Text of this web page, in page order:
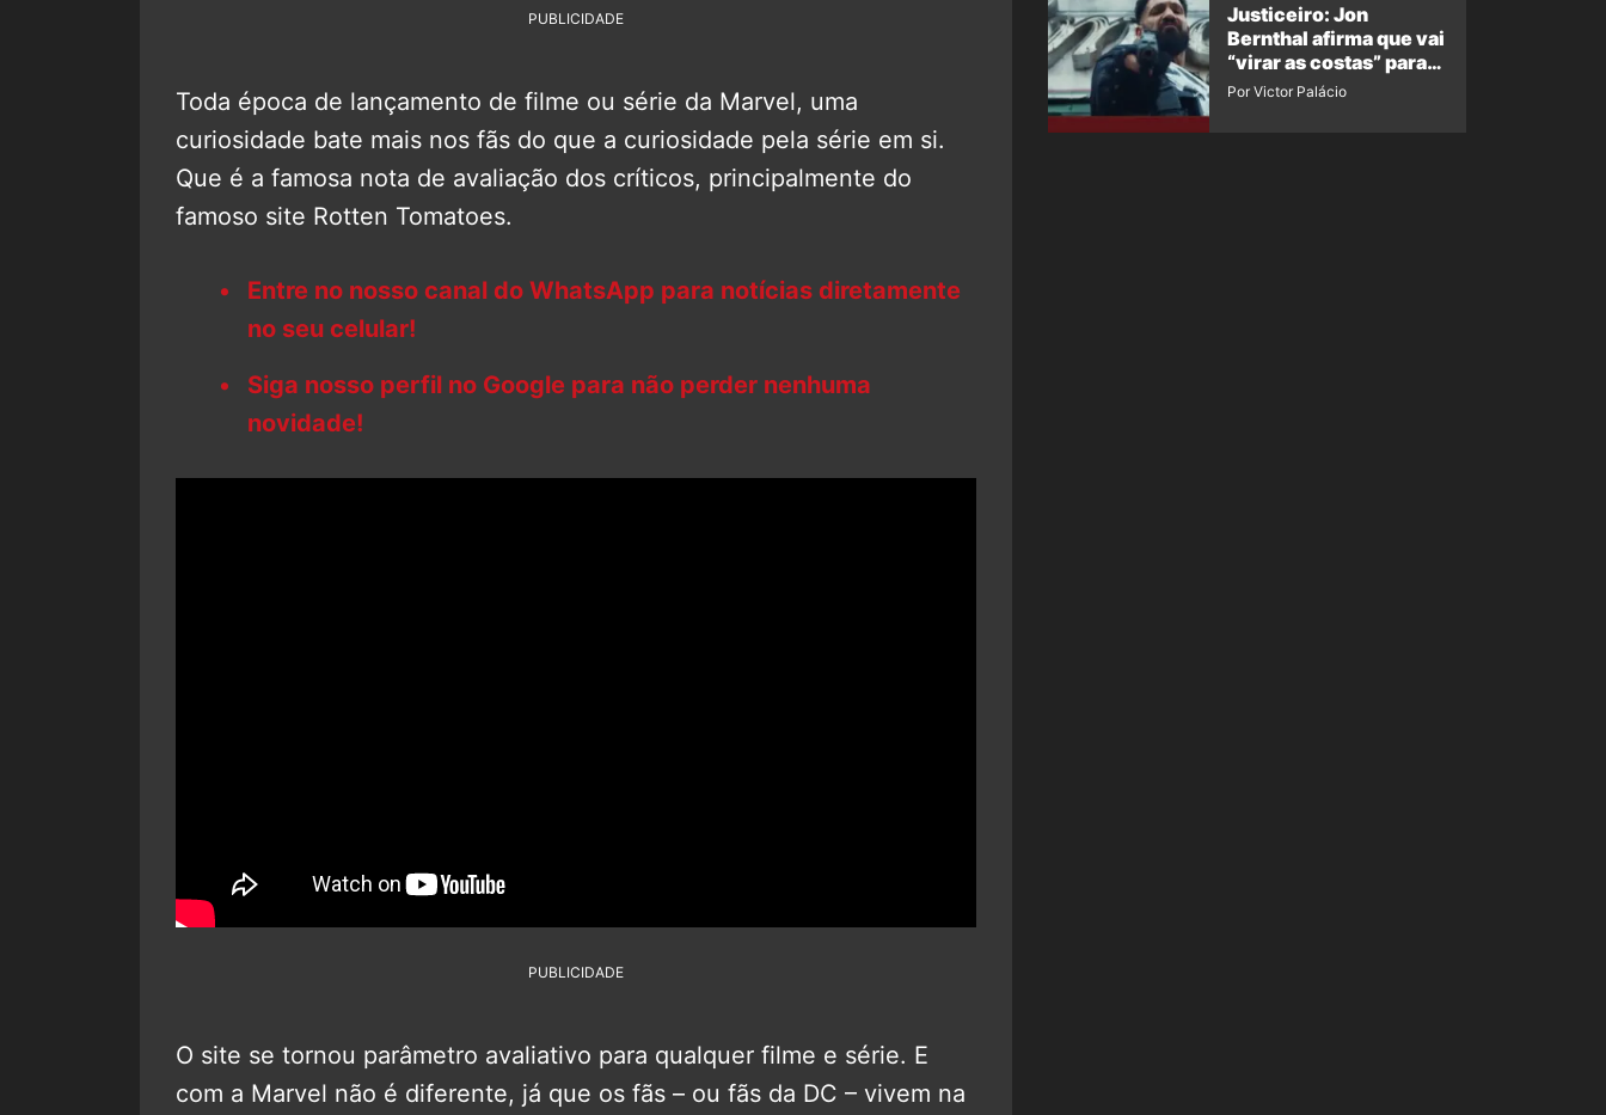
PUBLICIDADE
Toda época de lançamento de filme ou série da Marvel, uma
curiosidade bate mais nos fãs do que a curiosidade pela série em si.
Que é a famosa nota de avaliação dos críticos, principalmente do
famoso site Rotten Tomatoes.
Entre no nosso canal do WhatsApp para notícias diretamente
no seu celular!
Siga nosso perfil no Google para não perder nenhuma
novidade!
PUBLICIDADE
O site se tornou parâmetro avaliativo para qualquer filme e série. E
com a Marvel não é diferente, já que os fãs – ou fãs da DC – vivem na
Justiceiro: Jon
Bernthal afirma que vai
“virar as costas” para
os fãs
Por Victor Palácio